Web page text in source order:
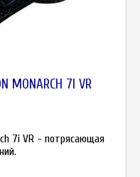
7I VR
7i VR - потрясающая